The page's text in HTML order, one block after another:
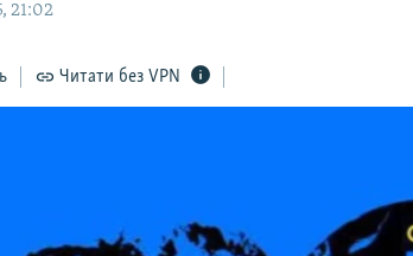
21:02
Читати без VPN